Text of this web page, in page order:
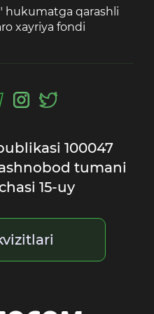
hukumatga qarashli
xayriya fondi
100047
tumani
15-uy